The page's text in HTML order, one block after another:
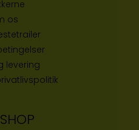
rne
os
levering